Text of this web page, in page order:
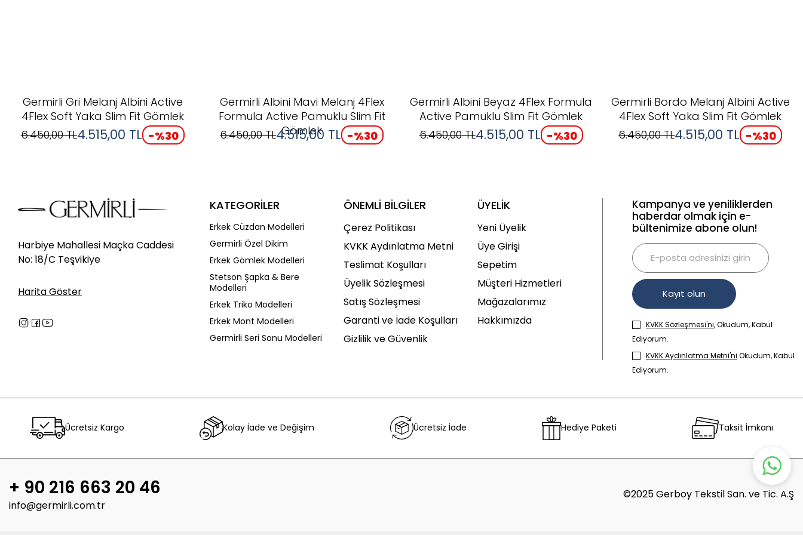
Germirli Gri Melanj Albini Active
4Flex Soft Yaka Slim Fit Gömlek
6.450,00TL4.515,00 TL -%30
Germirli Albini Mavi Melanj 4Flex
Formula Active Pamuklu Slim Fit
Gömlek
6.450,00TL4.515,00 TL -%30
Germirli Albini Beyaz 4Flex Formula
Active Pamuklu Slim Fit Gömlek
6.450,00TL4.515,00 TL -%30
Germirli Bordo Melanj Albini Active
4Flex Soft Yaka Slim Fit Gömlek
6.450,00TL4.515,00 TL -%30
Harbiye Mahallesi Maçka Caddesi
No: 18/C Teşvikiye
Harita Göster
KATEGORİLER
Erkek Cüzdan Modelleri
Germirli Özel Dikim
Erkek Gömlek Modelleri
Stetson Şapka & Bere
Modelleri
Erkek Triko Modelleri
Erkek Mont Modelleri
Germirli Seri Sonu Modelleri
ÖNEMLİ BİLGİLER
Çerez Politikası
KVKK Aydınlatma Metni
Teslimat Koşulları
Üyelik Sözleşmesi
Satış Sözleşmesi
Garanti ve İade Koşulları
Gizlilik ve Güvenlik
ÜYELİK
Yeni Üyelik
Üye Girişi
Sepetim
Müşteri Hizmetleri
Mağazalarımız
Hakkımızda
Kampanya ve yeniliklerden
haberdar olmak için e-
bültenimize abone olun!
Kayıt olun
KVKK Sözleşmesi'ni, Okudum, Kabul
Ediyorum.
KVKK Aydınlatma Metni'ni Okudum, Kabul
Ediyorum.
Ücretsiz Kargo Kolay İade ve Değişim Ücretsiz İade Hediye Paketi Taksit İmkanı
+ 90 216 663 20 46
info@germirli.com.tr
©2025 Gerboy Tekstil San. ve Tic. A.Ş